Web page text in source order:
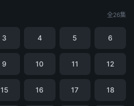
全26集
3 4 5 6
9 10 11 12
15 16 17 18